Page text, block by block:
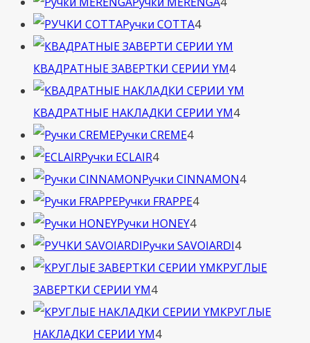
Ручки COTTA44
товара
КВАДРАТНЫЕ ЗАВЕРТКИ СЕРИИ YM44
товара
КВАДРАТНЫЕ НАКЛАДКИ СЕРИИ YM44
Ручки CREME44
Ручки ECLAIR44
товара
Ручки CINNAMON44
Ручки FRAPPE44
Ручки HONEY44
товара
Ручки SAVOIARDI44
товара
КРУГЛЫЕ
ЗАВЕРТКИ СЕРИИ YM44
товара
КРУГЛЫЕ
НАКЛАДКИ СЕРИИ YM44